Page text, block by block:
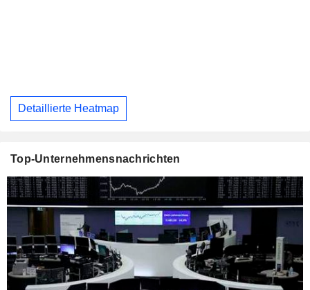
Detaillierte Heatmap
Top-Unternehmensnachrichten